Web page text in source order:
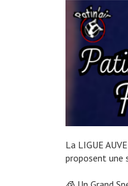
La LIGUE
proposent une